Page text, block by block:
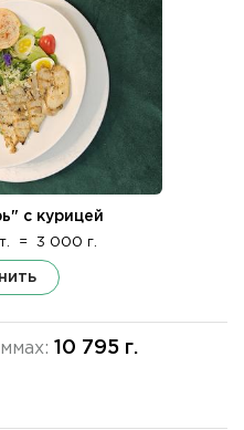
с курицей
= 3 000 г.
10 795 г.